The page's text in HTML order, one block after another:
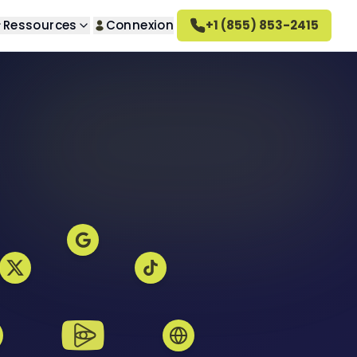
ce que disent nos
Ressources Connexion +1 (855) 853-2415